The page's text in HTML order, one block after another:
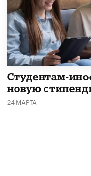
Студентам-
новую
24 МАРТА